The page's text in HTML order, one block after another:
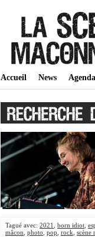
Accueil News Agenda
Tagué avec: 2021 born idiot
mâcon photo pop rock scène